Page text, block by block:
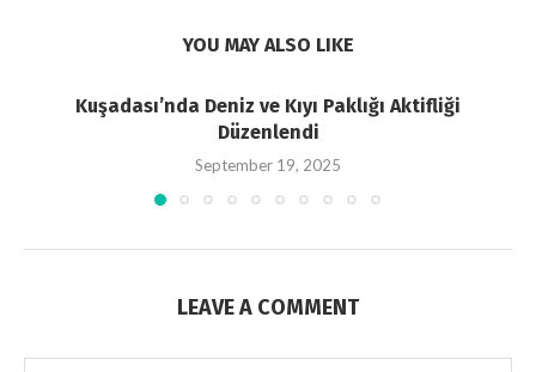
YOU MAY ALSO LIKE
Kuşadası’nda Deniz ve Kıyı Paklığı Aktifliği
Düzenlendi
September 19, 2025
LEAVE A COMMENT